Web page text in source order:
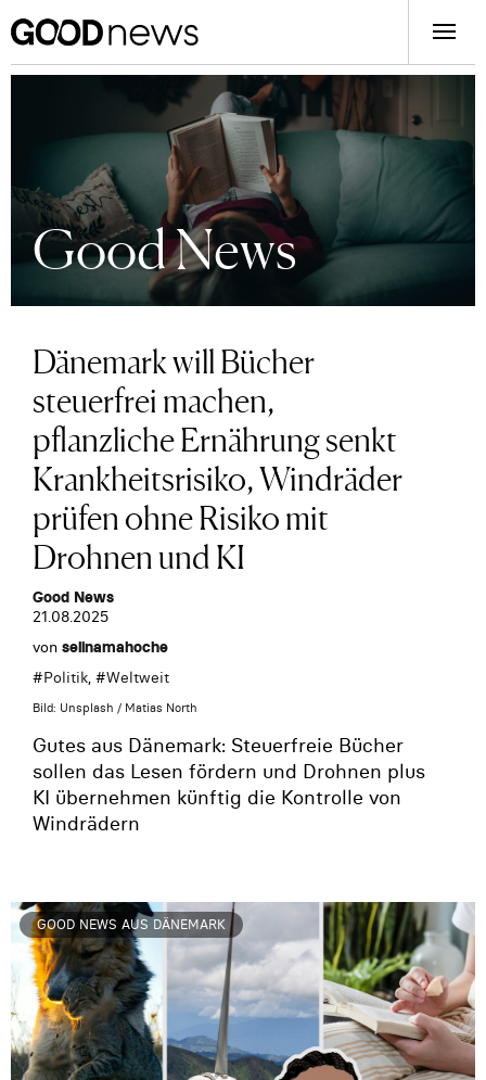
Good News
Dänemark will Bücher
steuerfrei machen,
pflanzliche Ernährung senkt
Krankheitsrisiko, Windräder
prüfen ohne Risiko mit
Drohnen und KI
Good News
21.08.2025
von selinamahoche
#Politik, #Weltweit
Bild: Unsplash / Matias North
Gutes aus Dänemark: Steuerfreie Bücher
sollen das Lesen fördern und Drohnen plus
KI übernehmen künftig die Kontrolle von
Windrädern
GOOD NEWS AUS DÄNEMARK